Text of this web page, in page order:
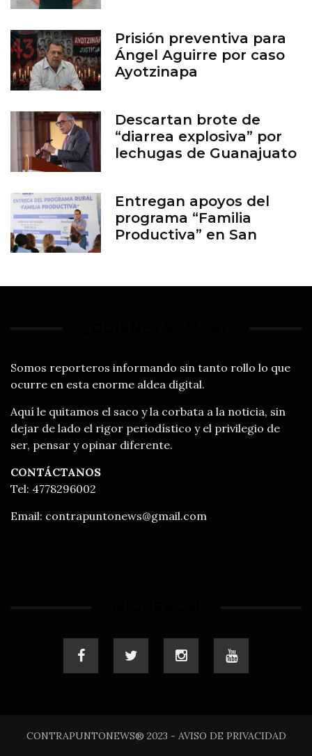
Prisión preventiva para
Ángel Aguirre por caso
Ayotzinapa
Descartan brote de
“diarrea explosiva” por
lechugas de Guanajuato
Entregan apoyos del
programa “Familia
Productiva” en San
Somos reporteros informando sin tanto rollo lo que
ocurre en esta enorme aldea digital.
Aquí le quitamos el saco y la corbata a la noticia, sin
dejar de lado el rigor periodístico y el privilegio de
ser, pensar y opinar diferente.
CONTÁCTANOS
Tel: 4778296002
Email: contrapuntonews@gmail.com
CONTRAPUNTONEWS® 2023 - AVISO DE PRIVACIDAD